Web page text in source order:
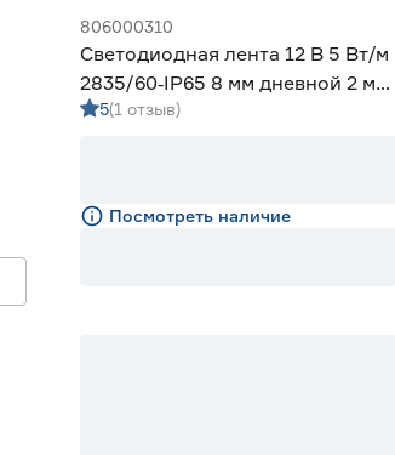
806000310
Светодиодная лента 12 В 5 Вт/м
2835/60‑IP65 8 мм дневной 2 м
Geniled
5(1 отзыв)
Посмотреть наличие